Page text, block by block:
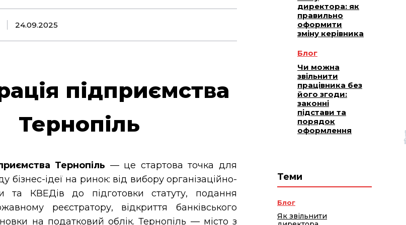
24.09.2025
підприємства
Тернопіль
Тернопіль — це стартова точка для
бізнес-ідеї на ринок: від вибору організаційно-
та КВЕДів до підготовки статуту, подання
реєстратору, відкриття банківського
на податковий облік. Тернопіль — місто з
директора: як
правильно
оформити
зміну керівника
Блог
Чи можна
звільнити
працівника без
його згоди:
законні
підстави та
порядок
оформлення
Теми
Блог
Як звільнити